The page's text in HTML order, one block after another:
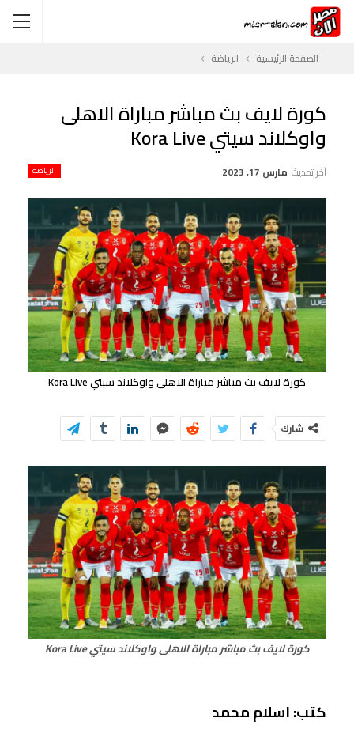
الصفحة الرئيسية الرياضة
كورة لايف بث مباشر مباراة الاهلى
واوكلاند سيتي Kora Live
الرياضة آخر تحديث مارس 17, 2023
كورة لايف بث مباشر مباراة الاهلى واوكلاند سيتي Kora Live
شارك
كورة لايف بث مباشر مباراة الاهلى واوكلاند سيتي Kora Live
كتب: اسلام محمد